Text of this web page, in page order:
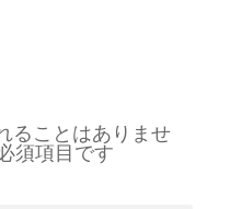
ることはありませ
須項目です